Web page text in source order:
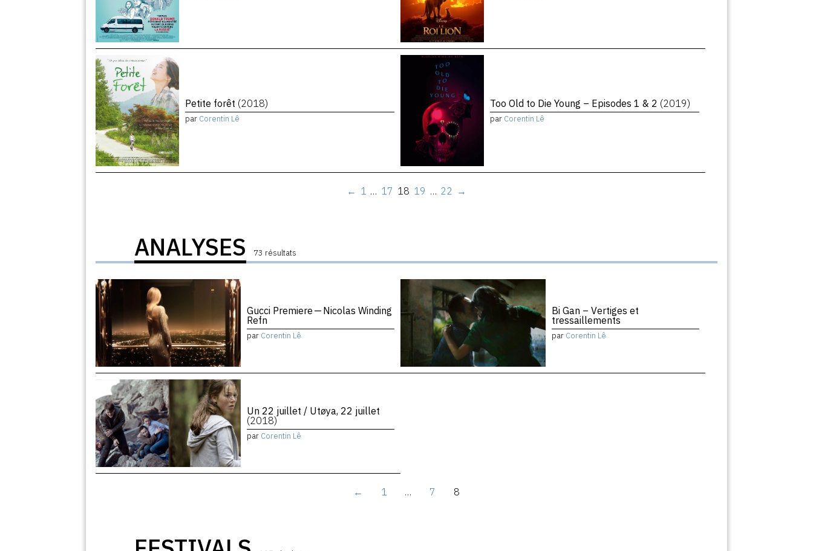
Petite forêt (2018)
par Corentin Lê
Too Old to Die Young – Episodes 1 & 2 (2019)
par Corentin Lê
← 1 … 17 18 19 … 22 →
ANALYSES 73 résultats
Gucci Premiere — Nicolas Winding
Refn
par Corentin Lê
Bi Gan – Vertiges et
tressaillements
par Corentin Lê
Un 22 juillet / Utøya, 22 juillet
(2018)
par Corentin Lê
← 1 … 7 8